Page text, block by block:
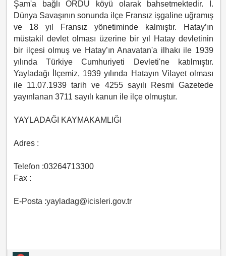
Şam'a bağlı ORDU köyü olarak bahsetmektedir. I.
Dünya Savaşının sonunda ilçe Fransız işgaline uğramış
ve 18 yıl Fransız yönetiminde kalmıştır. Hatay’ın
müstakil devlet olması üzerine bir yıl Hatay devletinin
bir ilçesi olmuş ve Hatay’ın Anavatan'a ilhakı ile 1939
yılında Türkiye Cumhuriyeti Devleti'ne katılmıştır.
Yayladağı İlçemiz, 1939 yılında Hatayın Vilayet olması
ile 11.07.1939 tarih ve 4255 sayılı Resmi Gazetede
yayınlanan 3711 sayılı kanun ile ilçe olmuştur.
YAYLADAĞI KAYMAKAMLIĞI
Adres :
Telefon :03264713300
Fax :
E-Posta :yayladag@icisleri.gov.tr